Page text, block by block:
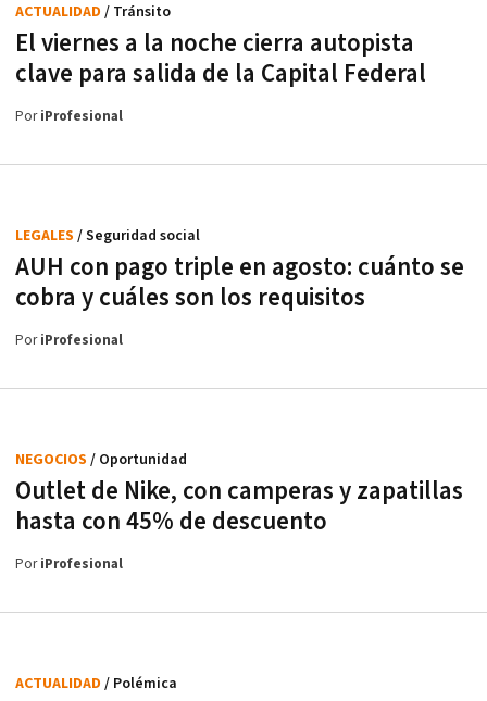
El viernes a la noche cierra autopista
clave para salida de la Capital Federal
ACTUALIDAD / Tránsito
PoriProfesional
AUH con pago triple en agosto: cuánto se
cobra y cuáles son los requisitos
LEGALES / Seguridad social
PoriProfesional
Outlet de Nike, con camperas y zapatillas
hasta con 45% de descuento
NEGOCIOS / Oportunidad
PoriProfesional
ACTUALIDAD / Polémica